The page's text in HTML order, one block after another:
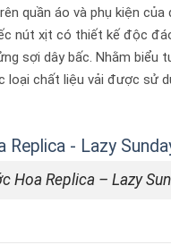
quần áo và phụ kiện của
nút xịt có thiết kế độc
sợi dây bấc. Nhằm biểu
loại chất liệu vải được sử
Hoa Replica – Lazy